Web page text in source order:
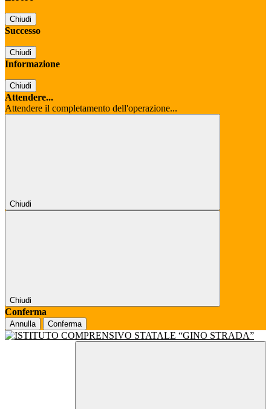
Chiudi
Successo
Chiudi
Informazione
Chiudi
Attendere...
Attendere il completamento dell'operazione...
Chiudi
Chiudi
Conferma
Annulla Conferma